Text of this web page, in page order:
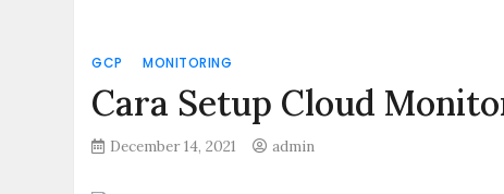
GCP MONITORING
Cara Setup Cloud
December 14, 2021 admin